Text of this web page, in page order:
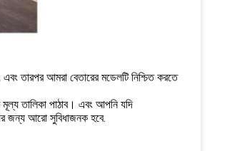
তারপর আমরা বেতারের মডেলটি নিশ্চিত করতে
তালিকা পাঠাব। এবং আপনি যদি
জন্য আরো সুবিধাজনক হবে.